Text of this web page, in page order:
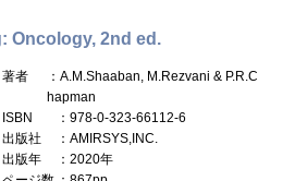
Oncology, 2nd ed.
著者
：A.M.Shaaban, M.Rezvani & P.R.C
hapman
ISBN
：978-0-323-66112-6
出版社
：AMIRSYS,INC.
出版年
：2020年